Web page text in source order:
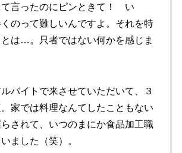
て言ったのにピンときて！ い
のって難しいんですよ。それを特
は…。只者ではない何かを感じま
バイトで来させていただいて、３
家では料理なんてしたこともない
されて、いつのまにか食品加工職
ました（笑）。